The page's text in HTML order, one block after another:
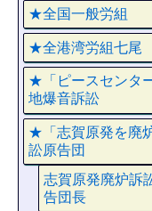
★全国一般労組
★全港湾労組七尾
★「ピースセンタ
地爆音訴訟
★「志賀原発を廃
訟原告団
志賀原発廃炉訴
告団長